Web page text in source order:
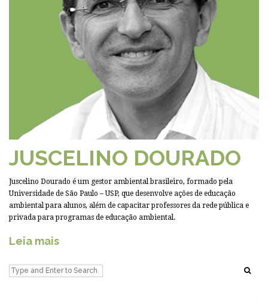
JUSCELINO DOURADO
Juscelino Dourado é um gestor ambiental brasileiro, formado pela
Universidade de São Paulo – USP, que desenvolve ações de educação
ambiental para alunos, além de capacitar professores da rede pública e
privada para programas de educação ambiental.
Leia mais